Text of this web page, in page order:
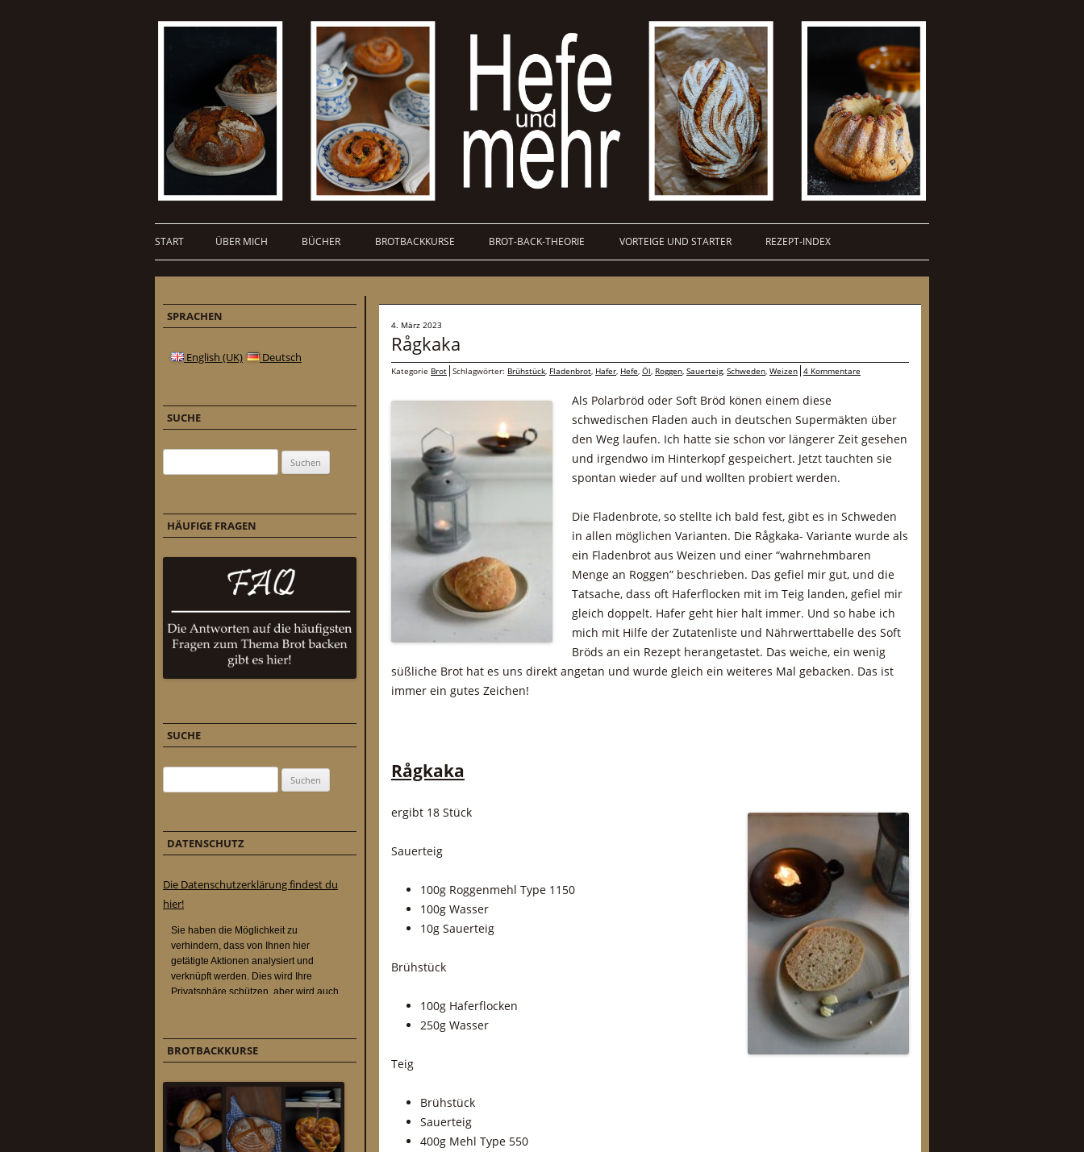
START ÜBER MICH BÜCHER BROTBACKKURSE BROT-BACK-THEORIE VORTEIGE UND STARTER REZEPT-INDEX
4. März 2023
Rågkaka
Kategorie Brot Schlagwörter: Brühstück, Fladenbrot, Hafer, Hefe, Öl, Roggen, Sauerteig, Schweden, Weizen 4 Kommentare
Als Polarbröd oder Soft Bröd könen einem diese
schwedischen Fladen auch in deutschen Supermäkten über
den Weg laufen. Ich hatte sie schon vor längerer Zeit gesehen
und irgendwo im Hinterkopf gespeichert. Jetzt tauchten sie
spontan wieder auf und wollten probiert werden.
Die Fladenbrote, so stellte ich bald fest, gibt es in Schweden
in allen möglichen Varianten. Die Rågkaka- Variante wurde als
ein Fladenbrot aus Weizen und einer “wahrnehmbaren
Menge an Roggen” beschrieben. Das gefiel mir gut, und die
Tatsache, dass oft Haferflocken mit im Teig landen, gefiel mir
gleich doppelt. Hafer geht hier halt immer. Und so habe ich
mich mit Hilfe der Zutatenliste und Nährwerttabelle des Soft
Bröds an ein Rezept herangetastet. Das weiche, ein wenig
süßliche Brot hat es uns direkt angetan und wurde gleich ein weiteres Mal gebacken. Das ist
immer ein gutes Zeichen!
Rågkaka
ergibt 18 Stück
Sauerteig
100g Roggenmehl Type 1150
100g Wasser
10g Sauerteig
Brühstück
100g Haferflocken
250g Wasser
Teig
Brühstück
Sauerteig
400g Mehl Type 550
SPRACHEN
English (UK) Deutsch
SUCHE
HÄUFIGE FRAGEN
SUCHE
DATENSCHUTZ
Die Datenschutzerklärung findest du
hier!
BROTBACKKURSE